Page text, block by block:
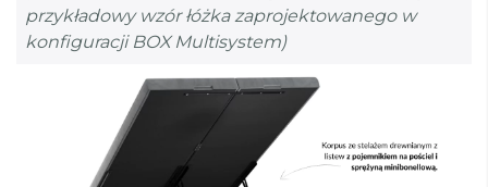
przykładowy wzór łóżka zaprojektowanego w
konfiguracji BOX Multisystem)